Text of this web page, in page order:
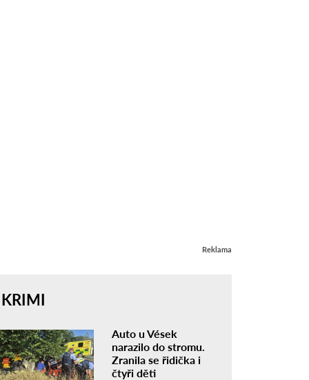
Reklama
KRIMI
Auto u Vések
narazilo do stromu.
Zranila se řidička i
čtyři děti